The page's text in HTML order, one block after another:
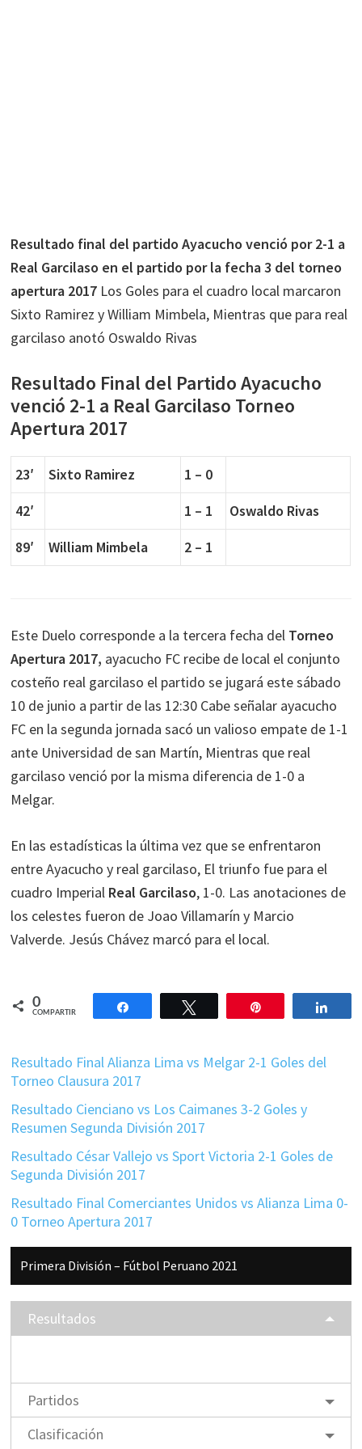
Resultado final del partido Ayacucho venció por 2-1 a
Real Garcilaso en el partido por la fecha 3 del torneo
apertura 2017 Los Goles para el cuadro local marcaron
Sixto Ramirez y William Mimbela, Mientras que para real
garcilaso anotó Oswaldo Rivas
Resultado Final del Partido Ayacucho
venció 2-1 a Real Garcilaso Torneo
Apertura 2017
23′ Sixto Ramirez
1 – 0
42′
1 – 1
Oswaldo Rivas
89′
William Mimbela 2 – 1
Este Duelo corresponde a la tercera fecha del Torneo
Apertura 2017, ayacucho FC recibe de local el conjunto
costeño real garcilaso el partido se jugará este sábado
10 de junio a partir de las 12:30 Cabe señalar ayacucho
FC en la segunda jornada sacó un valioso empate de 1-1
ante Universidad de san Martín, Mientras que real
garcilaso venció por la misma diferencia de 1-0 a
Melgar.
En las estadísticas la última vez que se enfrentaron
entre Ayacucho y real garcilaso, El triunfo fue para el
cuadro Imperial Real Garcilaso, 1-0. Las anotaciones de
los celestes fueron de Joao Villamarín y Marcio
Valverde. Jesús Chávez marcó para el local.
0
COMPARTIR
Compartir
Resultado Final Alianza Lima vs Melgar 2-1 Goles del
Torneo Clausura 2017
Resultado Cienciano vs Los Caimanes 3-2 Goles y
Resumen Segunda División 2017
Resultado César Vallejo vs Sport Victoria 2-1 Goles de
Segunda División 2017
Resultado Final Comerciantes Unidos vs Alianza Lima 0-
0 Torneo Apertura 2017
Barra
lateral
principal
Primera División – Fútbol Peruano 2021
Resultados
Partidos
Clasificación